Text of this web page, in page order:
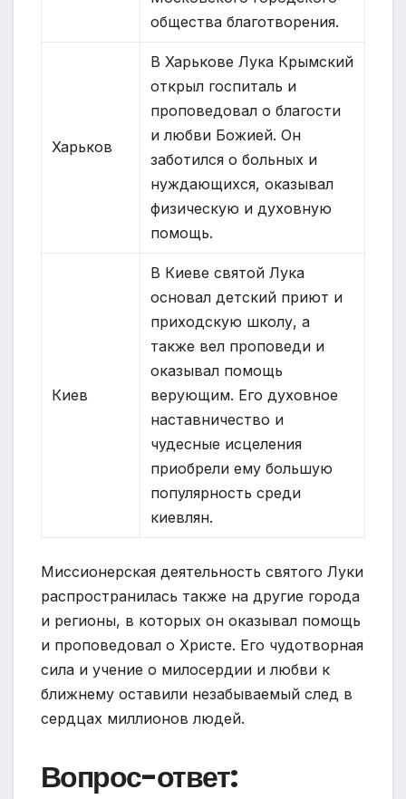
общества благотворения.
Харьков
В Харькове Лука Крымский
открыл госпиталь и
проповедовал о благости
и любви Божией. Он
заботился о больных и
нуждающихся, оказывал
физическую и духовную
помощь.
Киев
В Киеве святой Лука
основал детский приют и
приходскую школу, а
также вел проповеди и
оказывал помощь
верующим. Его духовное
наставничество и
чудесные исцеления
приобрели ему большую
популярность среди
киевлян.
Миссионерская деятельность святого Луки
распространилась также на другие города
и регионы, в которых он оказывал помощь
и проповедовал о Христе. Его чудотворная
сила и учение о милосердии и любви к
ближнему оставили незабываемый след в
сердцах миллионов людей.
Вопрос-ответ: